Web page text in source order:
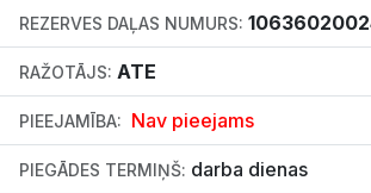
REZERVES DAĻAS NUMURS:
RAŽOTĀJS: ATE
PIEEJAMĪBA: Nav pieejams
PIEGĀDES TERMIŅŠ: darba dienas